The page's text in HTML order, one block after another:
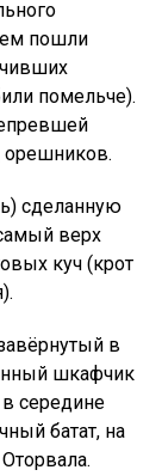
пошли
помельче).
орешников.
сделанную
верх
куч (крот
в
шкафчик
середине
батат, на